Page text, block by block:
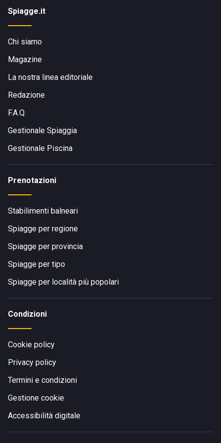
Spiagge.it
Chi siamo
Magazine
La nostra linea editoriale
Redazione
F.A.Q.
Gestionale Spiaggia
Gestionale Piscina
Prenotazioni
Stabilimenti balneari
Spiagge per regione
Spiagge per provincia
Spiagge per tipo
Spiagge per località più popolari
Condizioni
Cookie policy
Privacy policy
Termini e condizioni
Gestione cookie
Accessibilità digitale